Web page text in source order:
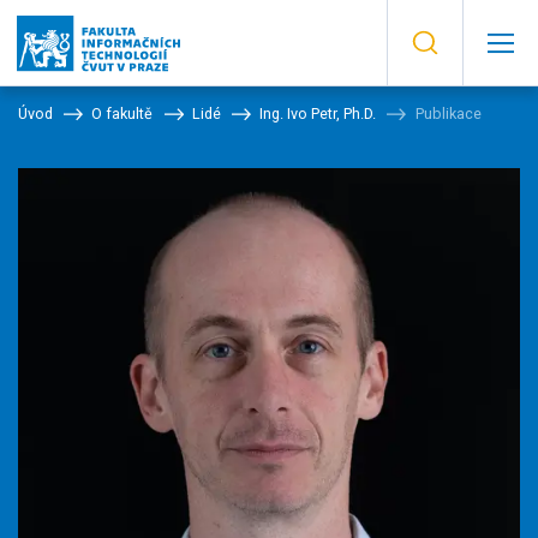
Úvod O fakultě Lidé Ing. Ivo Petr, Ph.D. Publikace